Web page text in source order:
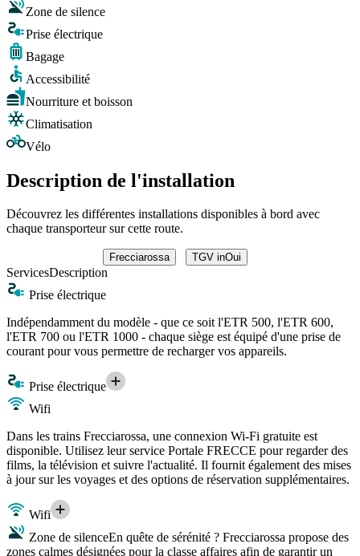
Zone de silence
Prise électrique
Bagage
Accessibilité
Nourriture et boisson
Climatisation
Vélo
Description de l'installation
Découvrez les différentes installations disponibles à bord avec
chaque transporteur sur cette route.
Frecciarossa TGV inOui
ServicesDescription
Prise électrique
Indépendamment du modèle - que ce soit l'ETR 500, l'ETR 600,
l'ETR 700 ou l'ETR 1000 - chaque siège est équipé d'une prise de
courant pour vous permettre de recharger vos appareils.
Prise électrique
Wifi
Dans les trains Frecciarossa, une connexion Wi-Fi gratuite est
disponible. Utilisez leur service Portale FRECCE pour regarder des
films, la télévision et suivre l'actualité. Il fournit également des mises
à jour sur les voyages et des options de réservation supplémentaires.
Wifi
Zone de silenceEn quête de sérénité ? Frecciarossa propose des
zones calmes désignées pour la classe affaires afin de garantir un